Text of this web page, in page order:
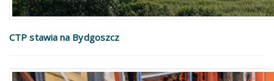
CTP stawia na Bydgoszcz